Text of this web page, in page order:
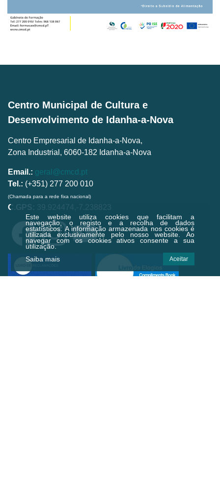
Este website utiliza cookies que facilitam a
navegação, o registo e a recolha de dados
estatísticos.A informação armazenada nos cookies é
utilizada exclusivamente pelo nosso website. Ao
navegar com os cookies ativos consente a sua
utilização.
Saiba mais
Aceitar
Centro Municipal de Cultura e
Desenvolvimento de Idanha-a-Nova
Centro Empresarial de Idanha-a-Nova,
Zona Industrial, 6060-182 Idanha-a-Nova
Email.: geral@cmcd.pt
Tel.: (+351) 277 200 010
(Chamada para a rede fixa nacional)
C.GPS: 39.924474,-7.238823